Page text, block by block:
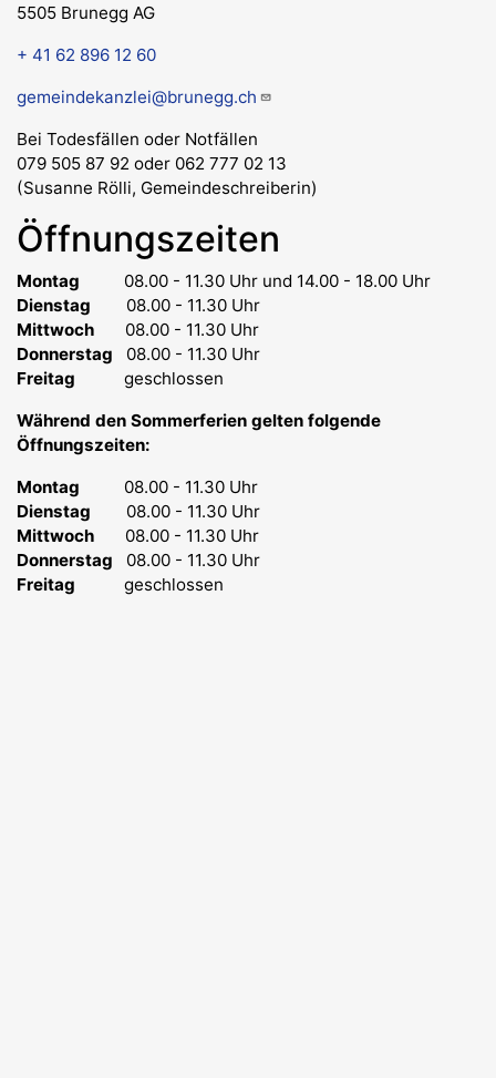
5505 Brunegg AG
+ 41 62 896 12 60
gemeindekanzlei@brunegg.ch
Bei Todesfällen oder Notfällen
079 505 87 92 oder 062 777 02 13
(Susanne Rölli, Gemeindeschreiberin)
Öffnungszeiten
Montag 08.00 - 11.30 Uhr und 14.00 - 18.00 Uhr
Dienstag 08.00 - 11.30 Uhr
Mittwoch 08.00 - 11.30 Uhr
Donnerstag 08.00 - 11.30 Uhr
Freitag geschlossen
Während den Sommerferien gelten folgende
Öffnungszeiten:
Montag 08.00 - 11.30 Uhr
Dienstag 08.00 - 11.30 Uhr
Mittwoch 08.00 - 11.30 Uhr
Donnerstag 08.00 - 11.30 Uhr
Freitag geschlossen